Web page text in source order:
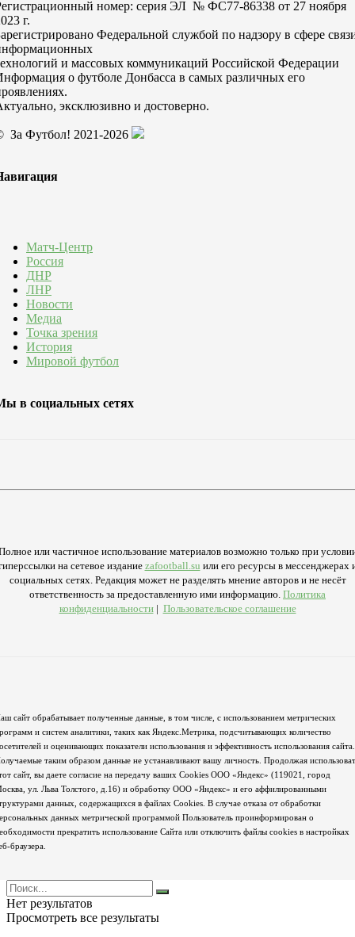
номер: серия ЭЛ № ФС77-86338 от 27 ноября
г.
Федеральной службой по надзору в сфере
и массовых коммуникаций Российской Федерации
о футболе Донбасса в самых различных его
эксклюзивно и достоверно.
За Футбол! 2021-2026
Матч-Центр
Россия
ДНР
ЛНР
Новости
Медиа
Точка зрения
История
Мировой футбол
в социальных сетях
или частичное использование материалов возможно только при
на сетевое издание zafootball.su или его ресурсы в мессенджерах
социальных сетях. Редакция может не разделять мнение авторов и не несёт
ответственность за предоставленную ими информацию. Политика
конфиденциальности| Пользовательское соглашение
сайт обрабатывает полученные данные, в том числе, с использованием метрических
и систем аналитики, таких как Яндекс.Метрика, подсчитывающих количество
и оценивающих показатели использования и эффективность использования сайта.
таким образом данные не устанавливают вашу личность. Продолжая
сайт, вы даете согласие на передачу ваших Cookies ООО «Яндекс» (119021, город
ул. Льва Толстого, д.16) и обработку ООО «Яндекс» и его аффилированными
данных, содержащихся в файлах Cookies. В случае отказа от обработки
данных метрической программой Пользователь проинформирован о
прекратить использование Сайта или отключить файлы cookies в настройках
браузера.
Нет результатов
Просмотреть все результаты